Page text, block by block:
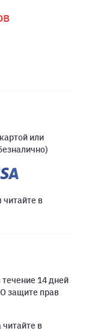
или
читайте в
14 дней
защите прав
в